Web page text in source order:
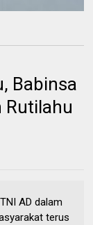
Babinsa
Rutilahu
AD dalam
terus